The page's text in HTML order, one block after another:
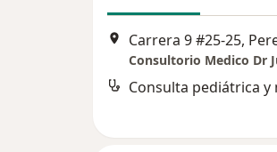
Carrera 9 #25-25,
Consulta pediátrica y